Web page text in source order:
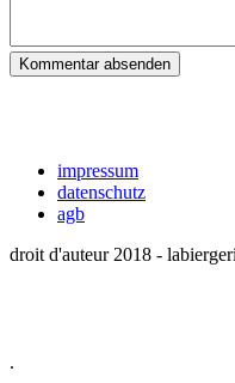
Kommentar absenden
impressum
datenschutz
agb
droit d'auteur 2018 -
.